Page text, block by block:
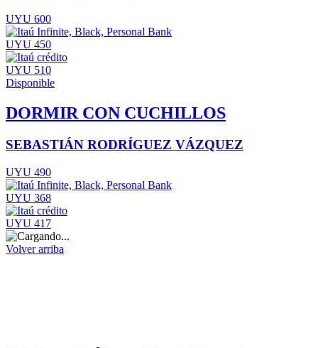
UYU 600
UYU 450
UYU 510
Disponible
DORMIR CON CUCHILLOS
SEBASTIÁN RODRÍGUEZ VÁZQUEZ
UYU 490
UYU 368
UYU 417
Volver arriba